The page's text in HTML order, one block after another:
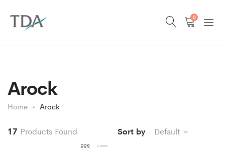
0
Arock
Home Arock
17 Products Found Sort by Default